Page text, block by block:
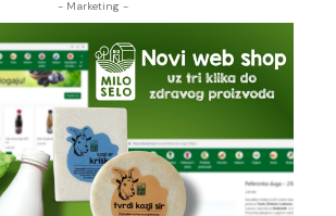
- Marketing -